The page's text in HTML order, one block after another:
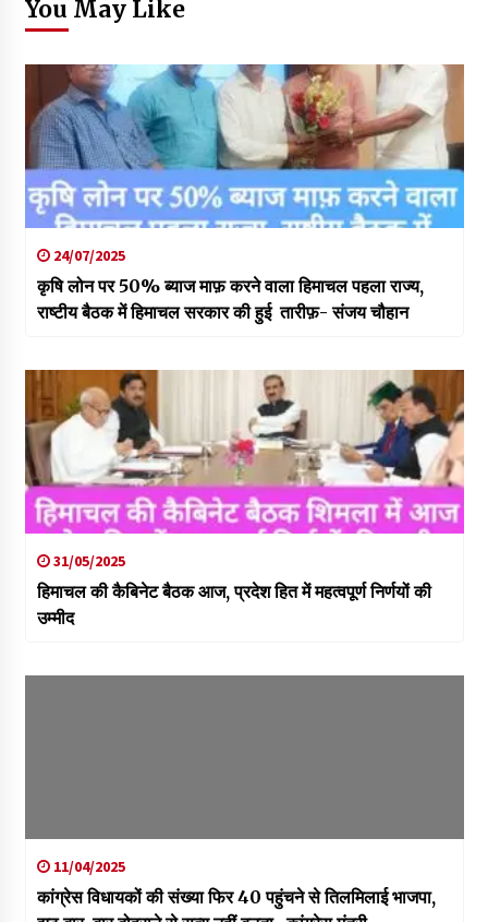
You May Like
24/07/2025
कृषि लोन पर 50% ब्याज माफ़ करने वाला हिमाचल पहला राज्य,
राष्टीय बैठक में हिमाचल सरकार की हुई तारीफ़- संजय चौहान
31/05/2025
हिमाचल की कैबिनेट बैठक आज, प्रदेश हित में महत्वपूर्ण निर्णयों की
उम्मीद
11/04/2025
कांग्रेस विधायकों की संख्या फिर 40 पहुंचने से तिलमिलाई भाजपा,